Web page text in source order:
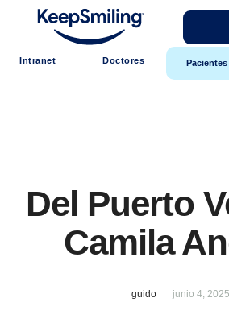
Intranet Doctores Pacientes
Del Puerto
Camila
guido junio 4, 2025